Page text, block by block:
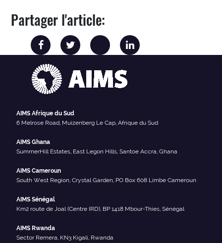
Partager l'article:
AIMS Afrique du Sud
6 Melrose Road, Muizenberg Le Cap, Afrique du Sud
AIMS Ghana
SummerHill Estates, East Legon Hills, Santoe Accra, Ghana
AIMS Cameroun
South West Region, Crystal Garden, PO Box 608 Limbe Cameroun
AIMS Sénégal
Km2 route de Joal (Centre IRD), BP 1418 Mbour-Thies, Sénégal
AIMS Rwanda
Sector Remera, KN3 Kigali, Rwanda